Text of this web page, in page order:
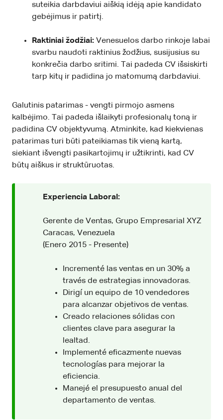
suteikia darbdaviui aiškią idėją apie kandidato
gebėjimus ir patirtį.
Raktiniai žodžiai: Venesuelos darbo rinkoje labai
svarbu naudoti raktinius žodžius, susijusius su
konkrečia darbo sritimi. Tai padeda CV išsiskirti
tarp kitų ir padidina jo matomumą darbdaviui.
Galutinis patarimas - vengti pirmojo asmens
kalbėjimo. Tai padeda išlaikyti profesionalų toną ir
padidina CV objektyvumą. Atminkite, kad kiekvienas
patarimas turi būti pateikiamas tik vieną kartą,
siekiant išvengti pasikartojimų ir užtikrinti, kad CV
būtų aiškus ir struktūruotas.
Experiencia Laboral:
Gerente de Ventas, Grupo Empresarial XYZ
Caracas, Venezuela
(Enero 2015 - Presente)
Incrementé las ventas en un 30% a
través de estrategias innovadoras.
Dirigí un equipo de 10 vendedores
para alcanzar objetivos de ventas.
Creado relaciones sólidas con
clientes clave para asegurar la
lealtad.
Implementé eficazmente nuevas
tecnologías para mejorar la
eficiencia.
Manejé el presupuesto anual del
departamento de ventas.